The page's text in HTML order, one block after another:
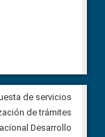
Ciudadana para
del asfaltado de
del cantón Santa
de servicios
de trámites
Desarrollo